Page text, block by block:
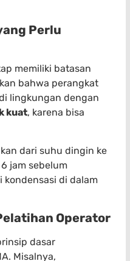
Perlu
memiliki batasan
bahwa perangkat
lingkungan dengan
kuat, karena bisa
dari suhu dingin ke
jam sebelum
di dalam
Operator
dasar
Misalnya,